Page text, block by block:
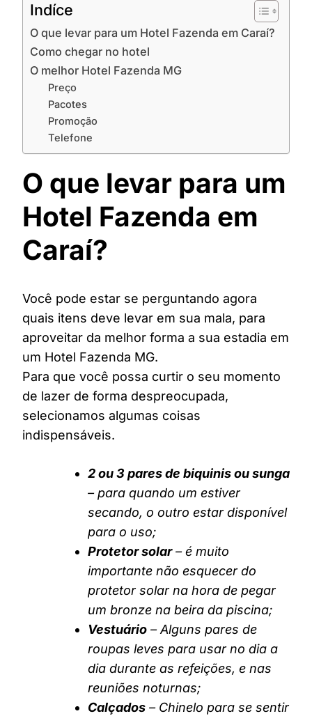
Indíce
O que levar para um Hotel Fazenda em Caraí?
Como chegar no hotel
O melhor Hotel Fazenda MG
Preço
Pacotes
Promoção
Telefone
O que levar para um
Hotel Fazenda em
Caraí?
Você pode estar se perguntando agora
quais itens deve levar em sua mala, para
aproveitar da melhor forma a sua estadia em
um Hotel Fazenda MG.
Para que você possa curtir o seu momento
de lazer de forma despreocupada,
selecionamos algumas coisas
indispensáveis.
2 ou 3 pares de biquinis ou sunga
– para quando um estiver
secando, o outro estar disponível
para o uso;
Protetor solar– é muito
importante não esquecer do
protetor solar na hora de pegar
um bronze na beira da piscina;
Vestuário – Alguns pares de
roupas leves para usar no dia a
dia durante as refeições, e nas
reuniões noturnas;
Calçados – Chinelo para se sentir